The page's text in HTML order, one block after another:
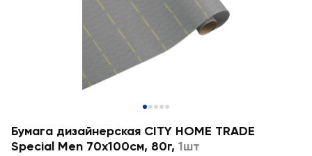
Бумага дизайнерская CITY HOME TRADE
Special Men 70х100см, 80г, 1шт